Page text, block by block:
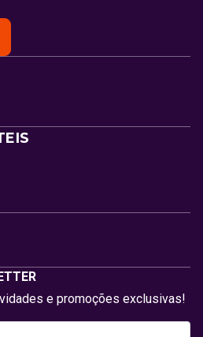
e promoções exclusivas!